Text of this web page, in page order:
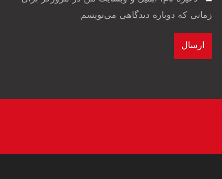
زمانی که دوباره دیدگاهی می‌نویسم.